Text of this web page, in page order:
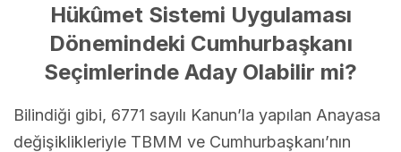
Hükûmet Sistemi Uygulaması
Dönemindeki Cumhurbaşkanı
Seçimlerinde Aday Olabilir mi?
Bilindiği gibi, 6771 sayılı Kanun’la yapılan Anayasa
değişiklikleriyle TBMM ve Cumhurbaşkanı’nın